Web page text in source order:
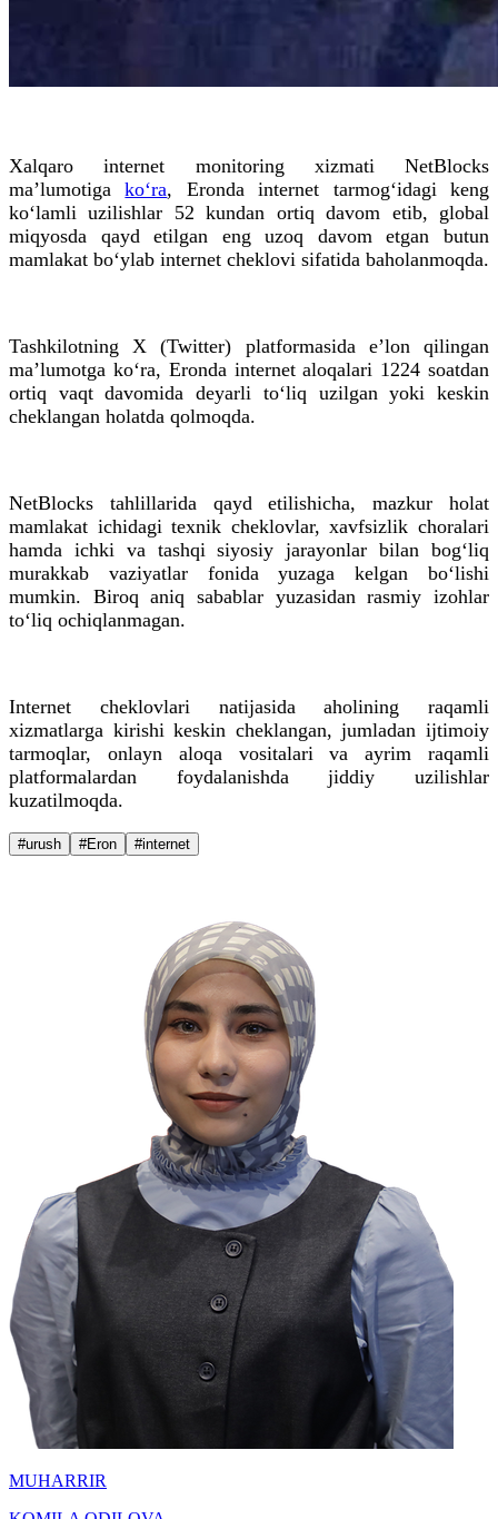
Xalqaro internet monitoring xizmati NetBlocks
ma’lumotigako‘ra, Eronda internet tarmog‘idagi keng
ko‘lamli uzilishlar 52 kundan ortiq davom etib, global
miqyosda qayd etilgan eng uzoq davom etgan butun
mamlakat bo‘ylab internet cheklovi sifatida baholanmoqda.
Tashkilotning X (Twitter) platformasida e’lon qilingan
ma’lumotga ko‘ra, Eronda internet aloqalari 1224 soatdan
ortiq vaqt davomida deyarli to‘liq uzilgan yoki keskin
cheklangan holatda qolmoqda.
NetBlocks tahlillarida qayd etilishicha, mazkur holat
mamlakat ichidagi texnik cheklovlar, xavfsizlik choralari
hamda ichki va tashqi siyosiy jarayonlar bilan bog‘liq
murakkab vaziyatlar fonida yuzaga kelgan bo‘lishi
mumkin. Biroq aniq sabablar yuzasidan rasmiy izohlar
to‘liq ochiqlanmagan.
Internet cheklovlari natijasida aholining raqamli
xizmatlarga kirishi keskin cheklangan, jumladan ijtimoiy
tarmoqlar, onlayn aloqa vositalari va ayrim raqamli
platformalardan foydalanishda jiddiy uzilishlar
kuzatilmoqda.
#urush #Eron #internet
MUHARRIR